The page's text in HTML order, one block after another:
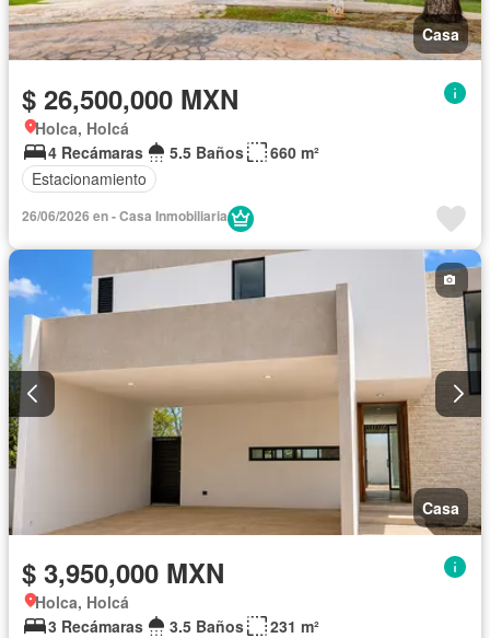
Casa
$ 26,500,000 MXN
Holca, Holcá
4 Recámaras
5.5 Baños
660 m²
Estacionamiento
26/06/2026 en - Casa Inmobiliaria
Casa
$ 3,950,000 MXN
Holca, Holcá
3 Recámaras
3.5 Baños
231 m²